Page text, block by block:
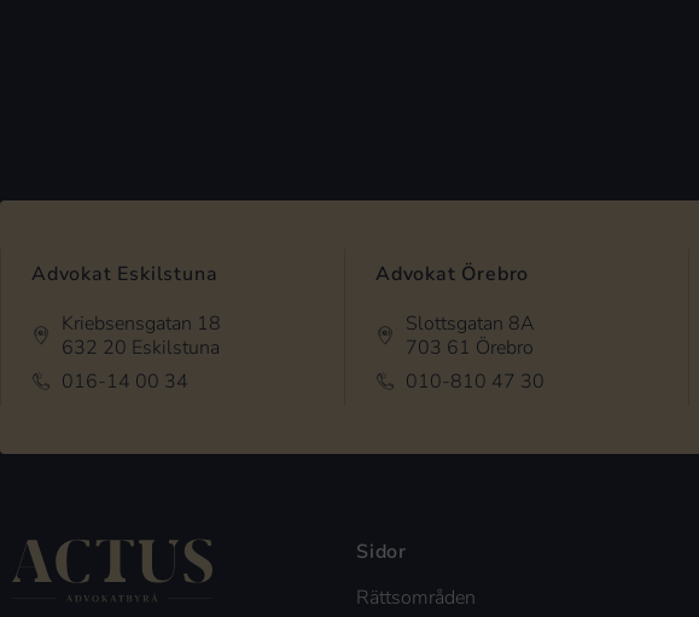
Advokat Eskilstuna
Kriebsensgatan 18
632 20 Eskilstuna
016-14 00 34
Advokat Örebro
Slottsgatan 8A
703 61 Örebro
010-810 47 30
Sidor
Rättsområden